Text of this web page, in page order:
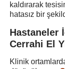
kaldırarak
hatasız bir
Hastaneler
Cerrahi El
Klinik